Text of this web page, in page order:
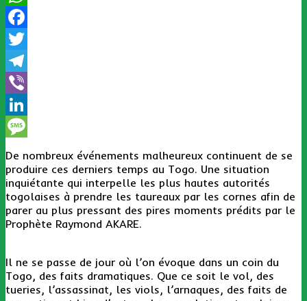
WhatsApp
Facebook
Twitter
Telegram
Viber
LinkedIn
De nombreux événements malheureux continuent de se
produire ces derniers temps au Togo. Une situation
inquiétante qui interpelle les plus hautes autorités
togolaises à prendre les taureaux par les cornes afin de
parer au plus pressant des pires moments prédits par le
Prophète Raymond AKARE.
Il ne se passe de jour où l’on évoque dans un coin du
Togo, des faits dramatiques. Que ce soit le vol, des
tueries, l’assassinat, les viols, l’arnaques, des faits de